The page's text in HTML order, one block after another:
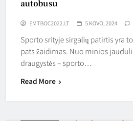
autobusu
EMTBOC2022.LT 5 KOVO, 2024
Sporto srityje sirgalių patirtis yra
pats žaidimas. Nuo minios
draugystės – sporto…
Read More